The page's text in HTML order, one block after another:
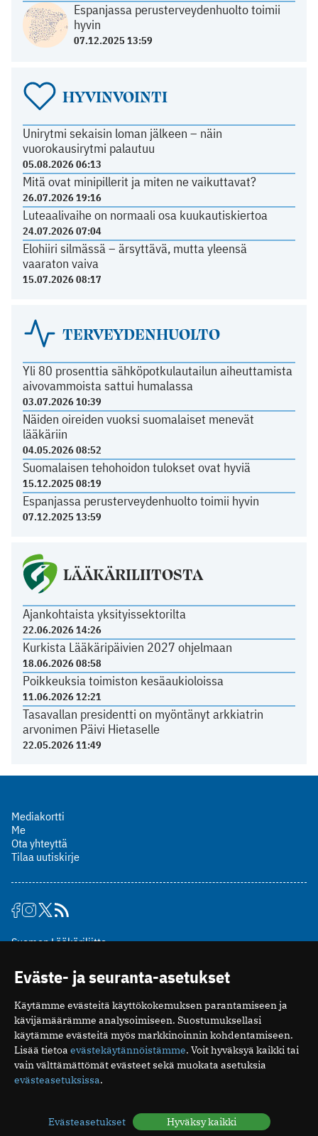
Espanjassa perusterveydenhuolto toimii
hyvin
07.12.2025 13:59
HYVINVOINTI
Unirytmi sekaisin loman jälkeen – näin
vuorokausirytmi palautuu
05.08.2026 06:13
Mitä ovat minipillerit ja miten ne vaikuttavat?
26.07.2026 19:16
Luteaalivaihe on normaali osa kuukautiskiertoa
24.07.2026 07:04
Elohiiri silmässä – ärsyttävä, mutta yleensä
vaaraton vaiva
15.07.2026 08:17
TERVEYDENHUOLTO
Yli 80 prosenttia sähköpotkulautailun aiheuttamista
aivovammoista sattui humalassa
03.07.2026 10:39
Näiden oireiden vuoksi suomalaiset menevät
lääkäriin
04.05.2026 08:52
Suomalaisen tehohoidon tulokset ovat hyviä
15.12.2025 08:19
Espanjassa perusterveydenhuolto toimii hyvin
07.12.2025 13:59
LÄÄKÄRILIITOSTA
Ajankohtaista yksityissektorilta
22.06.2026 14:26
Kurkista Lääkäripäivien 2027 ohjelmaan
18.06.2026 08:58
Poikkeuksia toimiston kesäaukioloissa
11.06.2026 12:21
Tasavallan presidentti on myöntänyt arkkiatrin
arvonimen Päivi Hietaselle
22.05.2026 11:49
Mediakortti
Me
Ota yhteyttä
Tilaa uutiskirje
Suomen Lääkäriliitto
00510 Helsinki
puh. (09) 393 091
toimitus@potilaanlaakarilehti.fi
ISSN 2323-9476
Eväste- ja seuranta-asetukset
Käytämme evästeitä käyttökokemuksen parantamiseen ja
kävijämäärämme analysoimiseen. Suostumuksellasi
käytämme evästeitä myös markkinoinnin kohdentamiseen.
Lisää tietoa evästekäytännöistämme. Voit hyväksyä kaikki tai
vain välttämättömät evästeet sekä muokata asetuksia
evästeasetuksissa.
Evästeasetukset Hyväksy kaikki